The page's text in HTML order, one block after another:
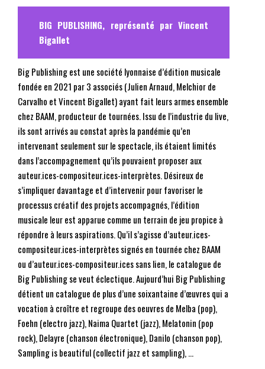
BIG PUBLISHING, représenté par Vincent
Bigallet
Big Publishing est une société lyonnaise d’édition musicale
fondée en 2021 par 3 associés (Julien Arnaud, Melchior de
Carvalho et Vincent Bigallet) ayant fait leurs armes ensemble
chez BAAM, producteur de tournées. Issu de l’industrie du live,
ils sont arrivés au constat après la pandémie qu’en
intervenant seulement sur le spectacle, ils étaient limités
dans l’accompagnement qu’ils pouvaient proposer aux
auteur.ices-compositeur.ices-interprètes. Désireux de
s’impliquer davantage et d’intervenir pour favoriser le
processus créatif des projets accompagnés, l’édition
musicale leur est apparue comme un terrain de jeu propice à
répondre à leurs aspirations. Qu’il s’agisse d’auteur.ices-
compositeur.ices-interprètes signés en tournée chez BAAM
ou d’auteur.ices-compositeur.ices sans lien, le catalogue de
Big Publishing se veut éclectique. Aujourd’hui Big Publishing
détient un catalogue de plus d’une soixantaine d’œuvres qui a
vocation à croître et regroupe des oeuvres de Melba (pop),
Foehn (electro jazz), Naima Quartet (jazz), Melatonin (pop
rock), Delayre (chanson électronique), Danilo (chanson pop),
Sampling is beautiful (collectif jazz et sampling), …